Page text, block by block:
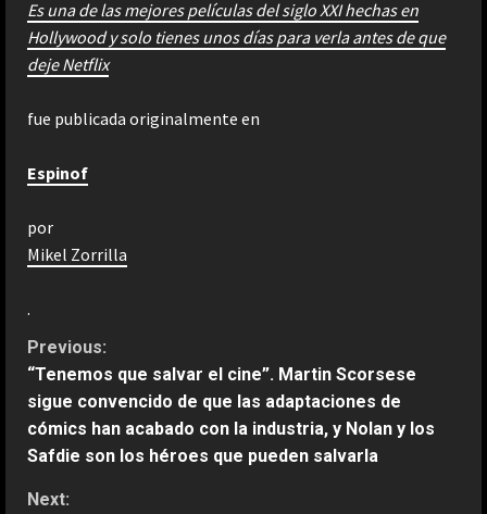
Es una de las mejores películas del siglo XXI hechas en
Hollywood y solo tienes unos días para verla antes de que
deje Netflix
fue publicada originalmente en
Espinof
por
Mikel Zorrilla
.
C
o
n
t
Previous:
“Tenemos que salvar el cine”. Martin Scorsese
sigue convencido de que las adaptaciones de
cómics han acabado con la industria, y Nolan y los
Safdie son los héroes que pueden salvarla
Next: